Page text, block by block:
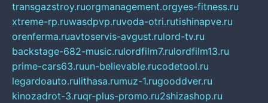
transgazstroy.ruorgmanagement.orgyes-fitness.ru
xtreme-rp.ruwasdpvp.ruvoda-otri.rutishinapve.ru
orenferma.ruavtoservis-avgust.rulord-tv.ru
backstage-682-music.rulordfilm7.rulordfilm13.ru
prime-cars63.ruun-believable.rucodetool.ru
legardoauto.rulithasa.rumuz-1.rugooddver.ru
kinozadrot-3.ruqr-plus-promo.ru2shizashop.ru